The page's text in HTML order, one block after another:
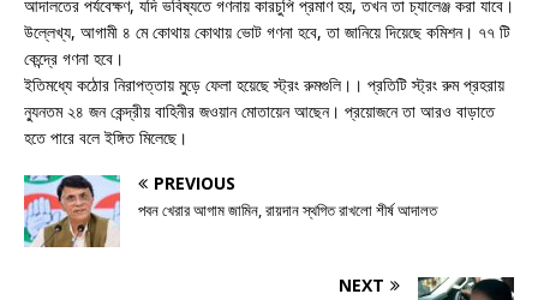
আদালতের পর্যবেক্ষণ, যদি ভবিষ্যতে গণনায় কারচুপি প্রমাণ হয়, তখন তা চ্যালেঞ্জ করা যাবে।
উল্লেখ্য, আগামী ৪ মে কোথায় কোথায় ভোট গণনা হবে, তা জানিয়ে দিয়েছে কমিশন। ৭৭ টি
কেন্দ্রে গণনা হবে।
ইতিমধ্যে কঠোর নিরাপত্তায় মুড়ে ফেলা হয়েছে স্ট্রং রুমগুলি।। প্রতিটি স্ট্রং রুম প্রহরায়
ন্যুনতম ২৪ জন কেন্দ্রীয় বাহিনীর জওয়ান মোতায়েন আছেন। প্রয়োজনে তা আরও বাড়াতে
হতে পারে বলে ইঙ্গিত মিলেছে।
PREVIOUS
পবন খেরার আগাম জামিন, রায়দান স্থগিত রাখলো শীর্ষ আদালত
NEXT